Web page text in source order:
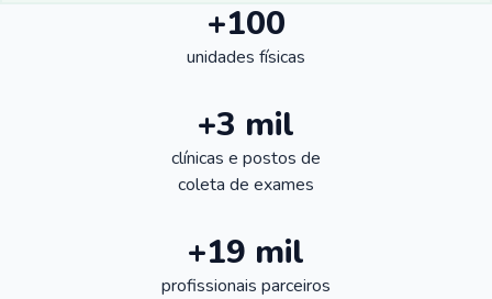
+100
unidades físicas
+3 mil
clínicas e postos de
coleta de exames
+19 mil
profissionais parceiros